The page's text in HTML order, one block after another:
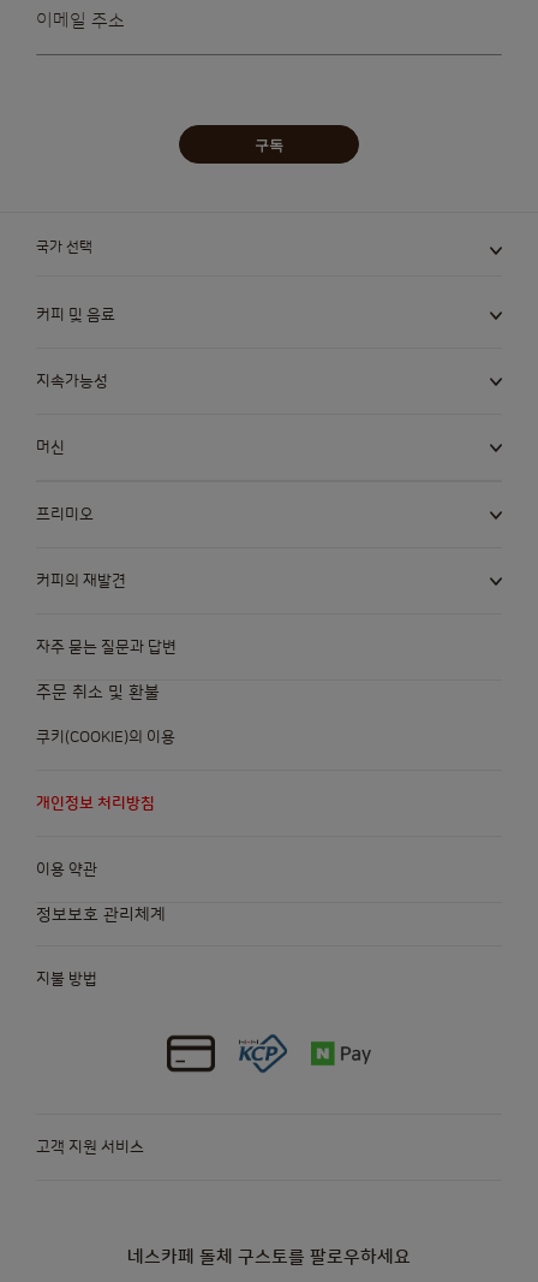
뉴스레터를
받아보겠습니다:
이메일 주소
구독
국가 선택
커피 및 음료
지속가능성
머신
프리미오
커피의 재발견
네스카페 돌체 구스토를 팔로우하세요
지불 방법
고객 지원 서비스
자주 묻는 질문과 답변
주문 취소 및 환불
쿠키(COOKIE)의 이용
개인정보 처리방침
이용 약관
정보보호 관리체계